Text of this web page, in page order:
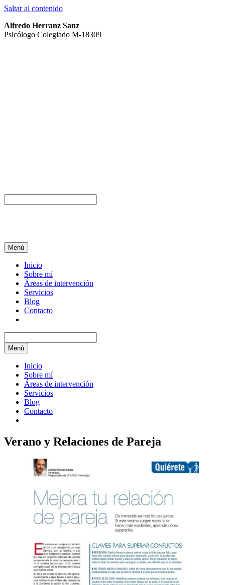
Saltar al contenido
Alfredo Herranz Sanz
Psicólogo Colegiado M-18309
Menú
Inicio
Sobre mí
Áreas de intervención
Servicios
Blog
Contacto
Menú
Inicio
Sobre mí
Áreas de intervención
Servicios
Blog
Contacto
Verano y Relaciones de Pareja